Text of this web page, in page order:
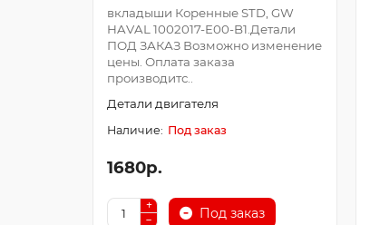
вкладыши Коренные STD, GW
HAVAL 1002017-E00-B1.Детали
ПОД ЗАКАЗ Возможно изменение
цены. Оплата заказа
производитс..
Детали двигателя
Под заказ
1680р.
Под заказ